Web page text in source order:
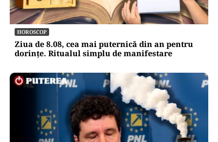
HOROSCOP
Ziua de 8.08, cea mai puternică din an pentru
dorințe. Ritualul simplu de manifestare